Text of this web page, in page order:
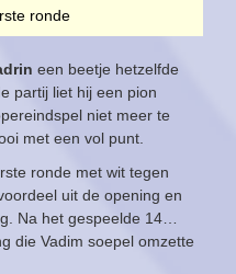
ronde
een beetje hetzelfde
partij liet hij een pion
niet meer te
met een vol punt.
ronde met wit tegen
uit de opening en
Na het gespeelde 14…
die Vadim soepel omzette